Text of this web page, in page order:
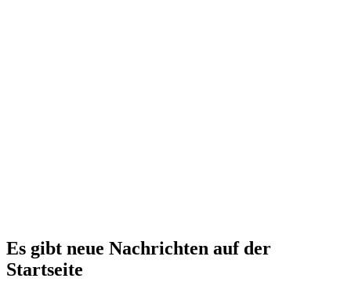
Es gibt neue Nachrichten auf der
Startseite